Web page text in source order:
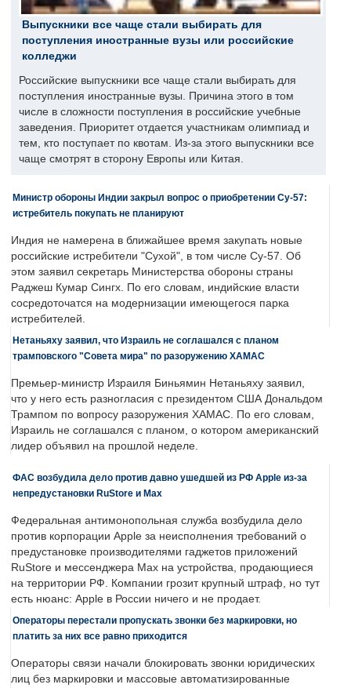
Выпускники все чаще стали выбирать для
поступления иностранные вузы или российские
колледжи
Российские выпускники все чаще стали выбирать для
поступления иностранные вузы. Причина этого в том
числе в сложности поступления в российские учебные
заведения. Приоритет отдается участникам олимпиад и
тем, кто поступает по квотам. Из-за этого выпускники все
чаще смотрят в сторону Европы или Китая.
Министр обороны Индии закрыл вопрос о приобретении Су-57:
истребитель покупать не планируют
Индия не намерена в ближайшее время закупать новые
российские истребители "Сухой", в том числе Су-57. Об
этом заявил секретарь Министерства обороны страны
Раджеш Кумар Сингх. По его словам, индийские власти
сосредоточатся на модернизации имеющегося парка
истребителей.
Нетаньяху заявил, что Израиль не соглашался с планом
трамповского "Совета мира" по разоружению ХАМАС
Премьер-министр Израиля Биньямин Нетаньяху заявил,
что у него есть разногласия с президентом США Дональдом
Трампом по вопросу разоружения ХАМАС. По его словам,
Израиль не соглашался с планом, о котором американский
лидер объявил на прошлой неделе.
ФАС возбудила дело против давно ушедшей из РФ Apple из-за
непредустановки RuStore и Max
Федеральная антимонопольная служба возбудила дело
против корпорации Apple за неисполнения требований о
предустановке производителями гаджетов приложений
RuStore и мессенджера Max на устройства, продающиеся
на территории РФ. Компании грозит крупный штраф, но тут
есть нюанс: Apple в России ничего и не продает.
Операторы перестали пропускать звонки без маркировки, но
платить за них все равно приходится
Операторы связи начали блокировать звонки юридических
лиц без маркировки и массовые автоматизированные